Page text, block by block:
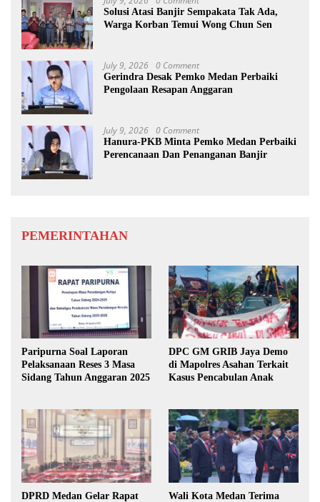
Solusi Atasi Banjir Sempakata Tak Ada,
Warga Korban Temui Wong Chun Sen
July 9, 2026 0 Comment
Gerindra Desak Pemko Medan Perbaiki
Pengolaan Resapan Anggaran
July 9, 2026 0 Comment
Hanura-PKB Minta Pemko Medan Perbaiki
Perencanaan Dan Penanganan Banjir
PEMERINTAHAN
Paripurna Soal Laporan
Pelaksanaan Reses 3 Masa
Sidang Tahun Anggaran 2025
DPC GM GRIB Jaya Demo
di Mapolres Asahan Terkait
Kasus Pencabulan Anak
DPRD Medan Gelar Rapat
Wali Kota Medan Terima